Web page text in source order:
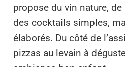
propose du vin nature,
des cocktails simples,
élaborés. Du côté de
pizzas au levain à